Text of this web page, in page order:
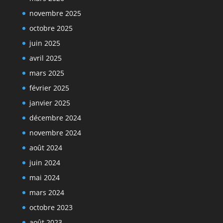
novembre 2025
octobre 2025
juin 2025
avril 2025
mars 2025
février 2025
janvier 2025
décembre 2024
novembre 2024
août 2024
juin 2024
mai 2024
mars 2024
octobre 2023